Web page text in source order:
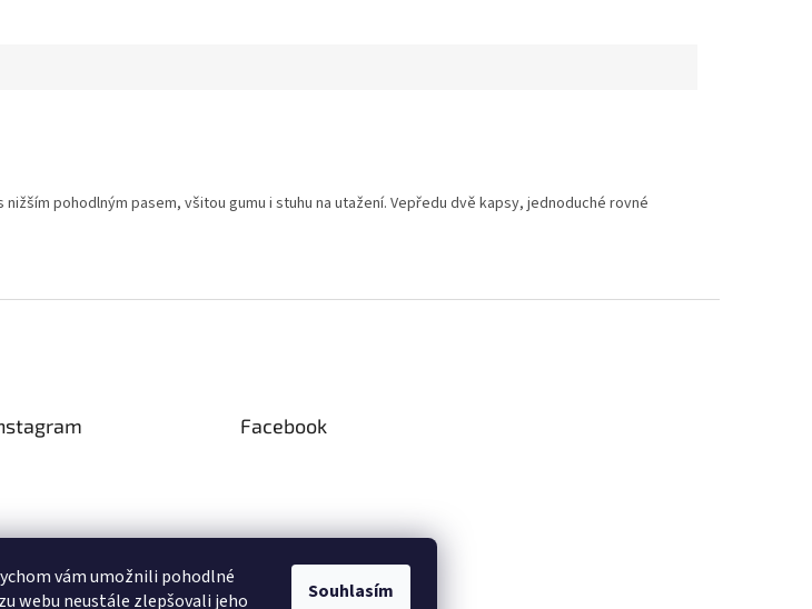
vám umožnili pohodlné
webu neustále zlepšovali jeho
Souhlasím
pohodlným pasem, všitou gumu i stuhu na utažení. Vepředu dvě kapsy, jednoduché rovné
Facebook